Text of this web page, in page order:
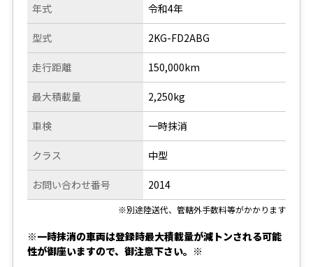
年式
型式
走行距離
令和4年
2KG-FD2ABG
150,000km
最大積載量
車検
クラス
お問い合わせ番号
2,250kg
一時抹消
中型
2014
※別途陸送代、管轄外手数料等がかかります
※一時抹消の車両は登録時最大積載量が減トンされる可能
性が御座いますので、御注意下さい。※